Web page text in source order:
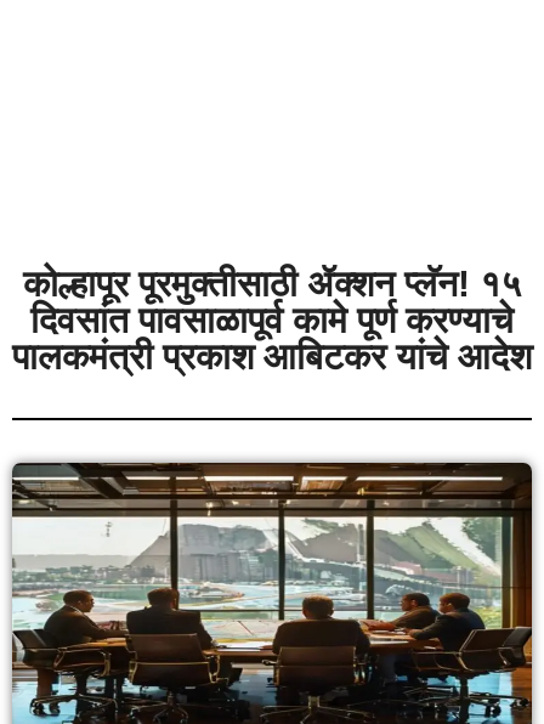
कोल्हापूर पूरमुक्तीसाठी ॲक्शन प्लॅन! १५
दिवसांत पावसाळापूर्व कामे पूर्ण करण्याचे
पालकमंत्री प्रकाश आबिटकर यांचे आदेश